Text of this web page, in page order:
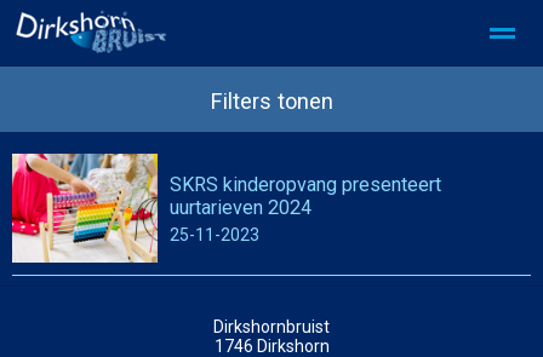
SDD partner worden
Home Foto's Pagina's Zoeken
Filters tonen
SKRS kinderopvang presenteert
uurtarieven 2024
25-11-2023
Dirkshornbruist
1746 Dirkshorn